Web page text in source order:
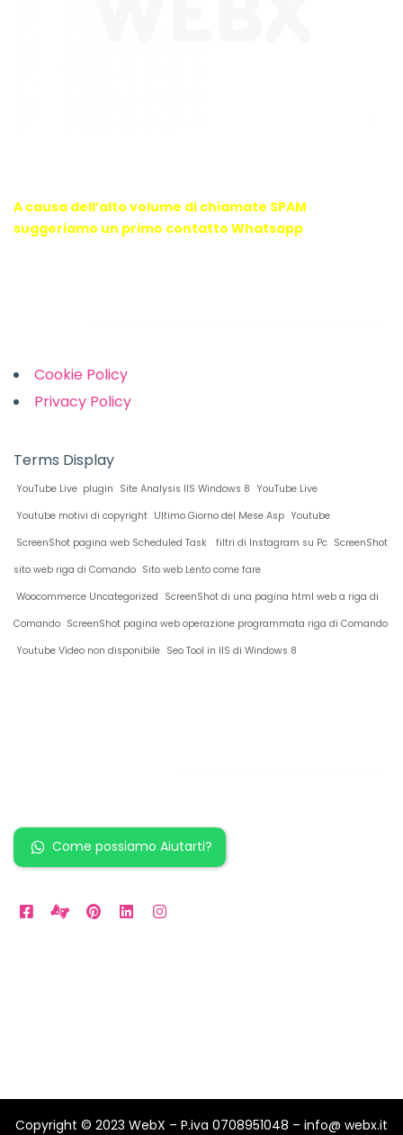
A causa dell’alto volume di chiamate SPAM
suggeriamo un primo contatto Whatsapp
Cookie Policy
Privacy Policy
Terms Display
YouTube Live plugin Site Analysis IIS Windows 8 YouTube Live
Youtube motivi di copyright Ultimo Giorno del Mese Asp Youtube
ScreenShot pagina web Scheduled Task
filtri di Instagram su Pc ScreenShot
sito web riga di Comando Sito web Lento come fare
Woocommerce Uncategorized ScreenShot di una pagina html web a riga di
Comando ScreenShot pagina web operazione programmata riga di Comando
Youtube Video non disponibile Seo Tool in IIS di Windows 8
Come possiamo Aiutarti?
Copyright © 2023 WebX – P.iva 0708951048 – info@ webx.it